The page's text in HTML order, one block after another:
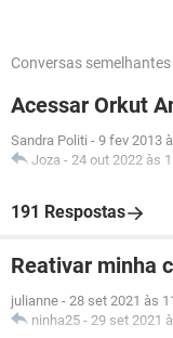
Conversas semelhantes
Acessar Orkut
Sandra Politi - 9 fev 2013
Joza - 24 out 2022 às
191 Respostas
Reativar minha
julianne - 28 set 2021 às
ninha25 - 29 set 2021